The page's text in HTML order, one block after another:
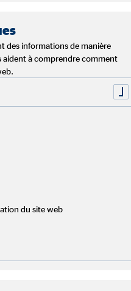
est-
évidents. Pour beaucoup,
études et les frais
: il faut payer le loyer, la
dans les villes prisées
le coût de la vie a
décennies. Seule
ses limites financières
suffit pas pour couvrir
a pas d’autre solution que
des informations de manière
aident à comprendre comment
du site web